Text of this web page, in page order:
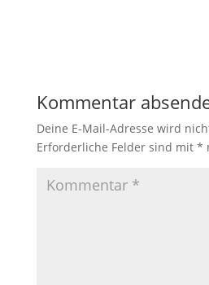
Kommentar
Deine E-Mail-Adresse wird
Erforderliche Felder sind mit *